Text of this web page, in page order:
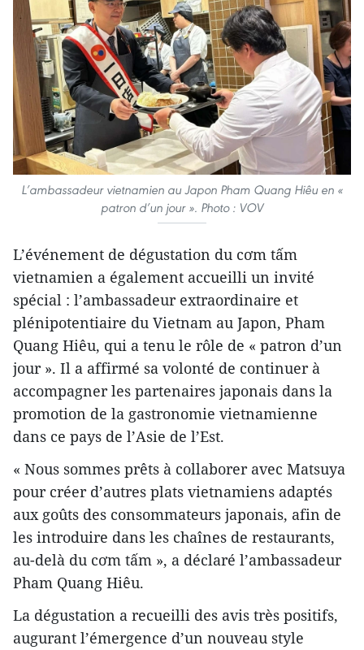
L’ambassadeur vietnamien au Japon Pham Quang Hiêu en «
patron d’un jour ». Photo : VOV
L’événement de dégustation du cơm tấm
vietnamien a également accueilli un invité
spécial : l’ambassadeur extraordinaire et
plénipotentiaire du Vietnam au Japon, Pham
Quang Hiêu, qui a tenu le rôle de « patron d’un
jour ». Il a affirmé sa volonté de continuer à
accompagner les partenaires japonais dans la
promotion de la gastronomie vietnamienne
dans ce pays de l’Asie de l’Est.
« Nous sommes prêts à collaborer avec Matsuya
pour créer d’autres plats vietnamiens adaptés
aux goûts des consommateurs japonais, afin de
les introduire dans les chaînes de restaurants,
au-delà du cơm tấm », a déclaré l’ambassadeur
Pham Quang Hiêu.
La dégustation a recueilli des avis très positifs,
augurant l’émergence d’un nouveau style